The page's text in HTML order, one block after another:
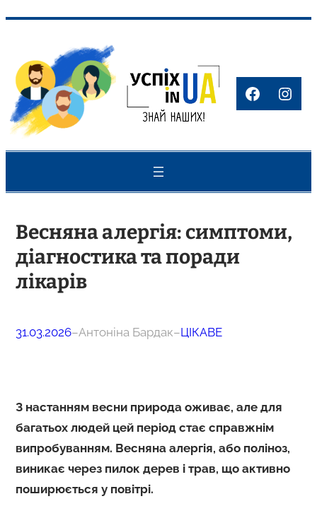
вмісту
Весняна алергія: симптоми,
діагностика та поради
лікарів
31.03.2026–Антоніна Бардак–ЦІКАВЕ
З настанням весни природа оживає, але для
багатьох людей цей період стає справжнім
випробуванням. Весняна алергія, або поліноз,
виникає через пилок дерев і трав, що активно
поширюється у повітрі.